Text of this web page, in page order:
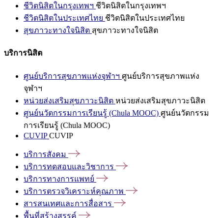
ชีวิตนิสิตในกรุงเทพฯ ชีวิตนิสิตในกรุงเทพฯ
ชีวิตนิสิตในประเทศไทย ชีวิตนิสิตในประเทศไทย
สุขภาวะทางใจนิสิต สุขภาวะทางใจนิสิต
บริการนิสิต
ศูนย์บริการสุขภาพแห่งจุฬาฯ ศูนย์บริการสุขภาพแห่ง
จุฬาฯ
หน่วยส่งเสริมสุขภาวะนิสิต หน่วยส่งเสริมสุขภาวะนิสิต
ศูนย์นวัตกรรมการเรียนรู้ (Chula MOOC) ศูนย์นวัตกรรม
การเรียนรู้ (Chula MOOC)
CUVIPCUVIP
บริการสังคม
บริการทดสอบและวิชาการ
บริการทางการแพทย์
บริการตรวจวิเคราะห์คุณภาพ
สารสนเทศและการสื่อสาร
พื้นที่สร้างสรรค์